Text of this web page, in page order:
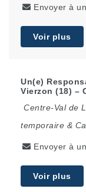
Envoyer à
Voir plus
Un(e)
Vierzon (18) –
Centre-Val de
temporaire &
Envoyer à
Voir plus